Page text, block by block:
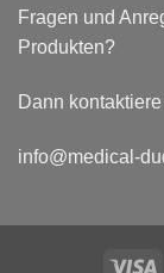
Fragen und
Produkten?
Dann
info@medical-